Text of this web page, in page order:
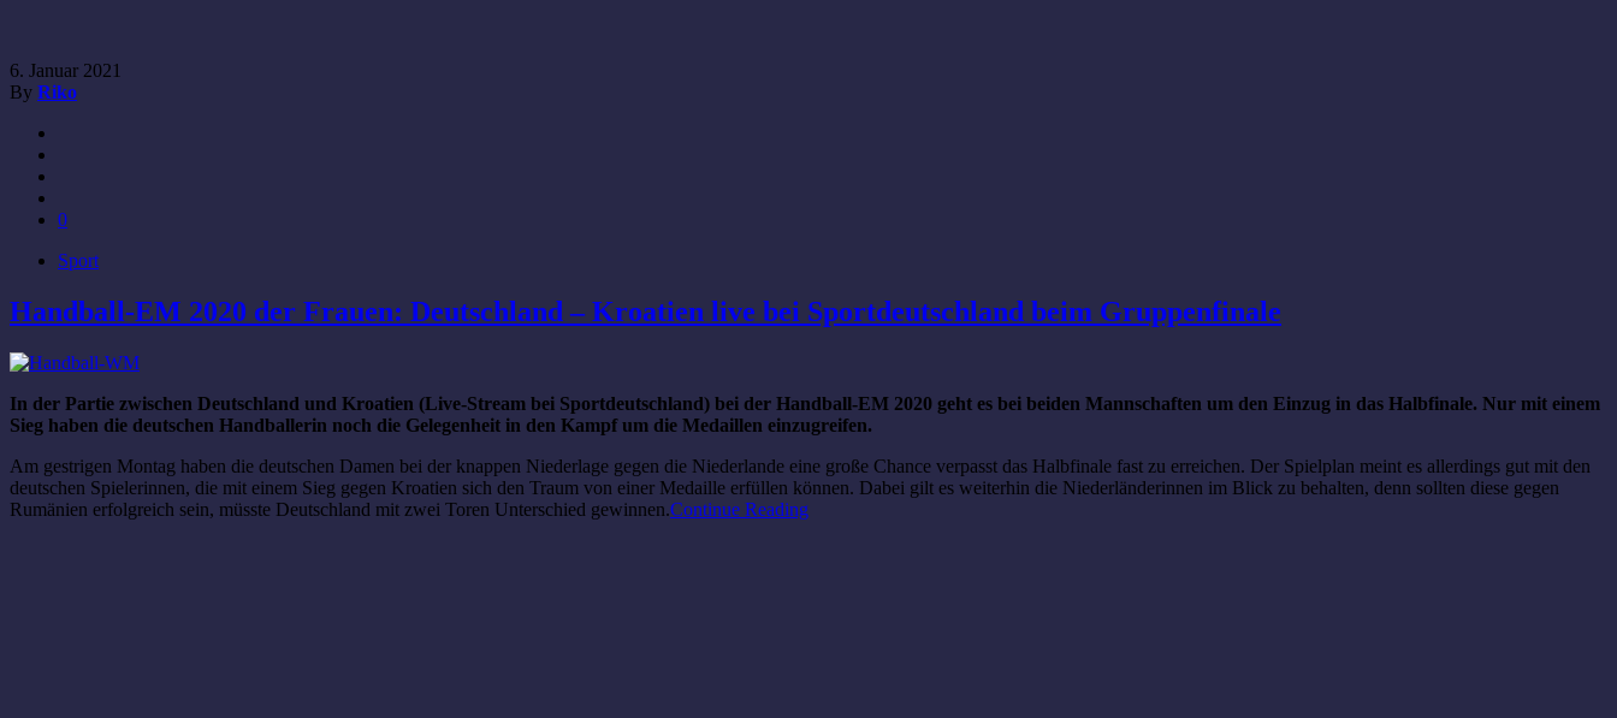
6. Januar 2021
By Riko
0
Sport
Handball-EM 2020 der Frauen: Deutschland – Kroatien live bei Sportdeutschland beim Gruppenfinale
In der Partie zwischen Deutschland und Kroatien (Live-Stream bei Sportdeutschland) bei der Handball-EM 2020 geht es bei beiden Mannschaften um den Einzug in das Halbfinale. Nur mit einem
Sieg haben die deutschen Handballerin noch die Gelegenheit in den Kampf um die Medaillen einzugreifen.
Am gestrigen Montag haben die deutschen Damen bei der knappen Niederlage gegen die Niederlande eine große Chance verpasst das Halbfinale fast zu erreichen. Der Spielplan meint es allerdings gut mit den
deutschen Spielerinnen, die mit einem Sieg gegen Kroatien sich den Traum von einer Medaille erfüllen können. Dabei gilt es weiterhin die Niederländerinnen im Blick zu behalten, denn sollten diese gegen
Rumänien erfolgreich sein, müsste Deutschland mit zwei Toren Unterschied gewinnen.Continue Reading